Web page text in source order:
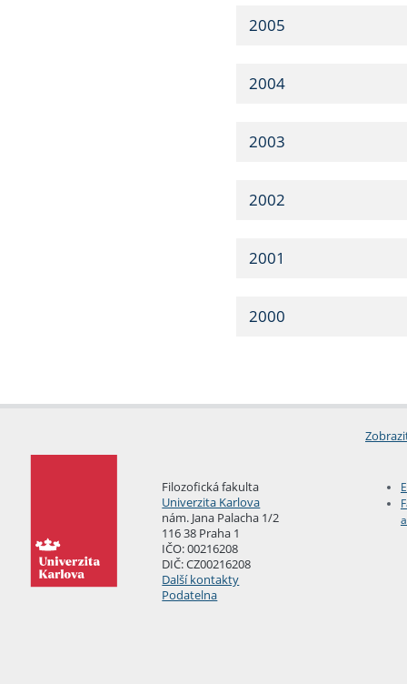
2005
2004
2003
2002
2001
2000
Filozofická fakulta
Univerzita Karlova
nám. Jana Palacha 1/2
116 38 Praha 1
IČO: 00216208
DIČ: CZ00216208
Další kontakty
Podatelna